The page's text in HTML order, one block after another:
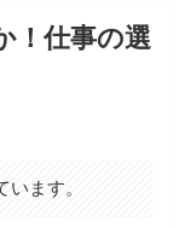
！仕事の選
ます。